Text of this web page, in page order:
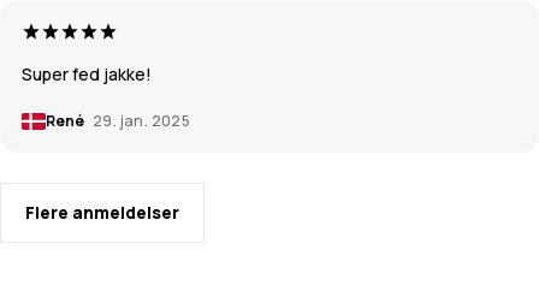
Super fed jakke!
René 29. jan. 2025
Flere anmeldelser